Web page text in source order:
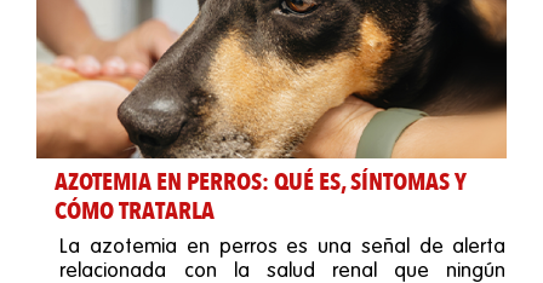
AZOTEMIA EN PERROS: QUÉ ES, SÍNTOMAS Y
CÓMO TRATARLA
La azotemia en perros es una señal de alerta
relacionada con la salud renal que ningún